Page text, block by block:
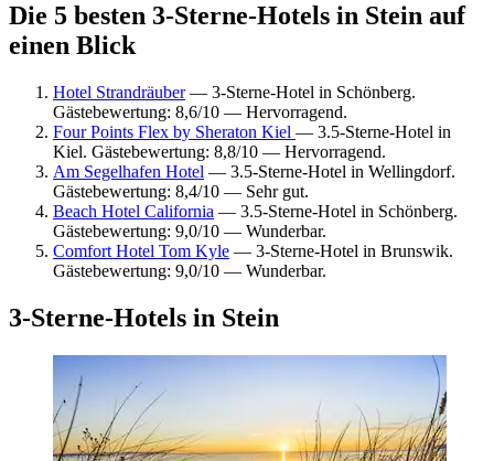
Die 5 besten 3-Sterne-Hotels in Stein auf
einen Blick
Hotel Strandräuber— 3-Sterne-Hotel in Schönberg.
Gästebewertung: 8,6/10 — Hervorragend.
Four Points Flex by Sheraton Kiel — 3.5-Sterne-Hotel in
Kiel. Gästebewertung: 8,8/10 — Hervorragend.
Am Segelhafen Hotel — 3.5-Sterne-Hotel in Wellingdorf.
Gästebewertung: 8,4/10 — Sehr gut.
Beach Hotel California — 3.5-Sterne-Hotel in Schönberg.
Gästebewertung: 9,0/10 — Wunderbar.
Comfort Hotel Tom Kyle — 3-Sterne-Hotel in Brunswik.
Gästebewertung: 9,0/10 — Wunderbar.
3-Sterne-Hotels in Stein